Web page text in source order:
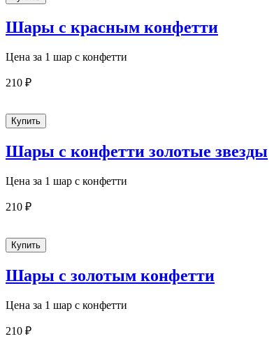
Шары с красным конфетти
Цена за 1 шар с конфетти
210 ₽
Шары с конфетти золотые звезды
Цена за 1 шар с конфетти
210 ₽
Шары с золотым конфетти
Цена за 1 шар с конфетти
210 ₽